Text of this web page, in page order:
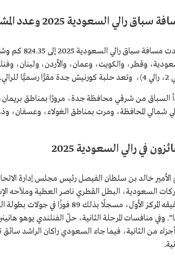
سباق رالي السعودية 2025 وعدد المشاركين فيه
للرالي.
السباق من شرقي محافظة جدة، مرورًا بمناطق
شمالي المحافظة، ومرت بمناطق الغولاء، وعسفان،
في رالي السعودية 2025
الأمير خالد بن سلطان الفيصل رئيس مجلس إدارة
السعودية، البطل القطري ناصر العطية وملاّحه
تحقيقه المركز الأول، مسجلًا